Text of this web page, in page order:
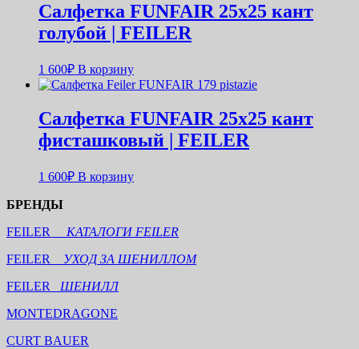
Салфетка FUNFAIR 25х25 кант
голубой | FEILER
1 600₽ В корзину
Салфетка FUNFAIR 25х25 кант
фисташковый | FEILER
1 600₽ В корзину
БРЕНДЫ
FEILER КАТАЛОГИ FEILER
FEILER
УХОД ЗА ШЕНИЛЛОМ
FEILER ШЕНИЛЛ
MONTEDRAGONE
CURT BAUER